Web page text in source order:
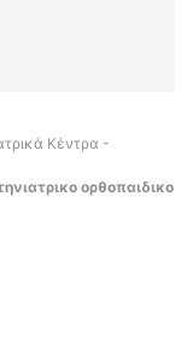
Κέντρα -
ορθοπαιδικο